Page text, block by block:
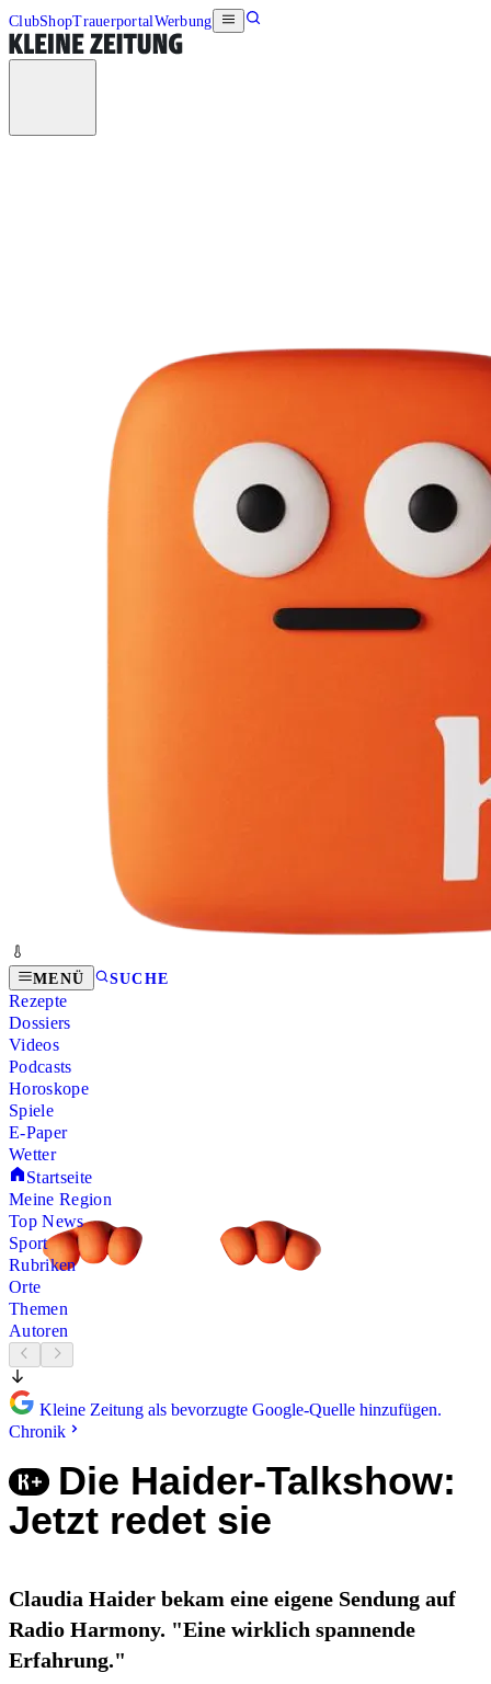
ClubShopTrauerportalWerbung
MENÜ SUCHE
Rezepte
Dossiers
Videos
Podcasts
Horoskope
Spiele
E-Paper
Wetter
Startseite
Meine Region
Top News
Sport
Rubriken
Orte
Themen
Autoren
Kleine Zeitung als bevorzugte Google-Quelle hinzufügen.
Chronik
Die Haider-Talkshow:
Jetzt redet sie
Claudia Haider bekam eine eigene Sendung auf
Radio Harmony. "Eine wirklich spannende
Erfahrung."